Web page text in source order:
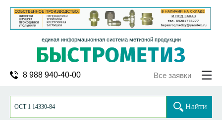
единая информационная система метизной продукции
8 988 940-40-00 Все заявки
Найти